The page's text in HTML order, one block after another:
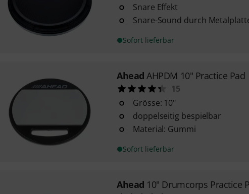
Snare Effekt
Snare-Sound durch
Sofort lieferbar
Ahead AHPDM 10" Practice Pad
15
Grösse: 10"
doppelseitig bespielbar
Material: Gummi
Sofort lieferbar
Ahead 10" Drumcorps Practice